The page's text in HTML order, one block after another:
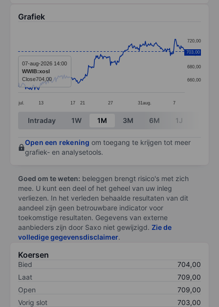
Grafiek
Line chart with 221 data points.
The chart has 1 X axis displaying categories.
The chart has 1 Y axis displaying values. Data
jul. 13 17 21 27 31 aug. 7
660,00
680,00
700,00
720,00
703,00
07-aug-2026 14:00
WWIB:xosl
Close704,00
End of interactive chart.
Intraday 1W 1M 3M 6M 1J
Open een rekening om toegang te krijgen tot meer
grafiek- en analysetools.
Goed om te weten: beleggen brengt risico's met zich
mee. U kunt een deel of het geheel van uw inleg
verliezen. In het verleden behaalde resultaten van dit
aandeel zijn geen betrouwbare indicator voor
toekomstige resultaten. Gegevens van externe
aanbieders zijn door Saxo niet gewijzigd. Zie de
volledige gegevensdisclaimer.
Koersen
Bied
704,00
Laat
709,00
Open
709,00
Vorig slot
703,00